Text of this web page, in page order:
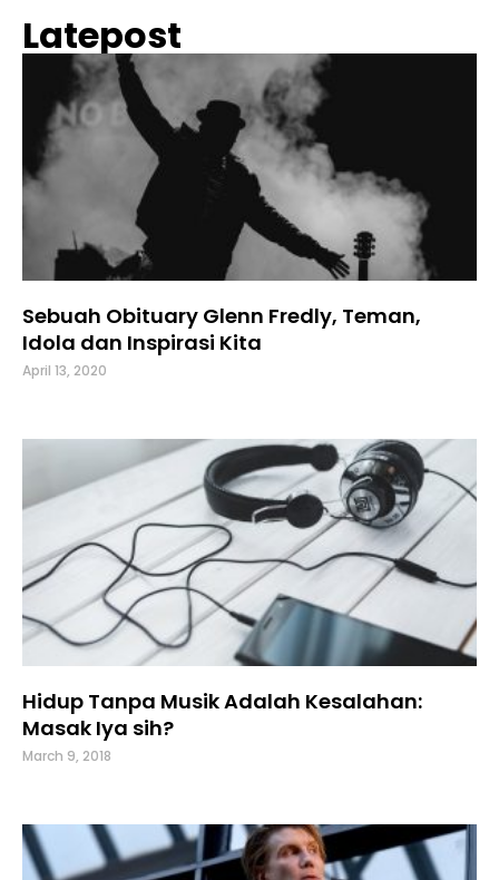
Latepost
Sebuah Obituary Glenn Fredly, Teman,
Idola dan Inspirasi Kita
April 13, 2020
Hidup Tanpa Musik Adalah Kesalahan:
Masak Iya sih?
March 9, 2018